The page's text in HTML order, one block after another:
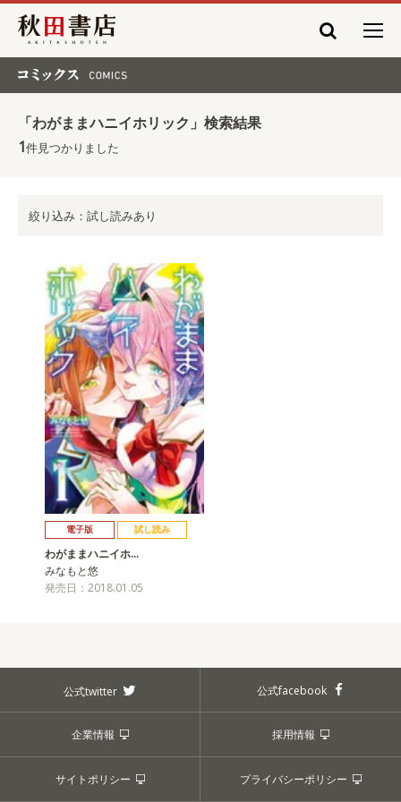
秋田書店
「わがままハニイホリック」検索結果
1件見つかりました
絞り込み：試し読みあり
電子版 試し読み
わがままハニイホ…
みなもと悠
発売日：2018.01.05
公式twitter 公式facebook
企業情報 採用情報
サイトポリシー プライバシーポリシー